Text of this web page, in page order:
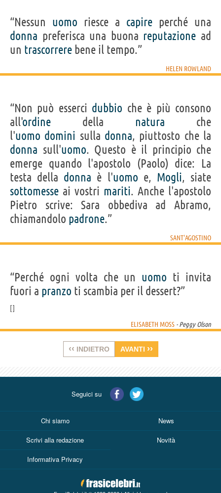
“Nessun uomo riesce a capire perché una
donna preferisca una buona reputazione ad
un trascorrere bene il tempo.”
HELEN ROWLAND
“Non può esserci dubbio che è più consono
all'ordine della natura che
l'uomo domini sulla donna, piuttosto che la
donna sull'uomo. Questo è il principio che
emerge quando l'apostolo (Paolo) dice: La
testa della donna è l'uomo e, Mogli, siate
sottomesse ai vostri mariti. Anche l'apostolo
Pietro scrive: Sara obbediva ad Abramo,
chiamandolo padrone.”
SANT'AGOSTINO
“Perché ogni volta che un uomo ti invita
fuori a pranzo ti scambia per il dessert?”
ELISABETH MOSS - Peggy Olson
‹‹ INDIETRO AVANTI ››
Seguici su
Chi siamo News
Scrivi alla redazione Novità
Informativa Privacy